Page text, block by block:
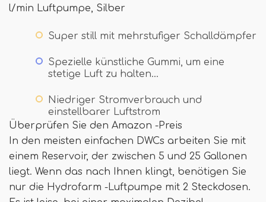
l/min Luftpumpe, Silber
Super still mit mehrstufiger Schalldämpfer
Spezielle künstliche Gummi, um eine
stetige Luft zu halten…
Niedriger Stromverbrauch und
einstellbarer Luftstrom
Überprüfen Sie den Amazon -Preis
In den meisten einfachen DWCs arbeiten Sie mit
einem Reservoir, der zwischen 5 und 25 Gallonen
liegt. Wenn das nach Ihnen klingt, benötigen Sie
nur die Hydrofarm -Luftpumpe mit 2 Steckdosen.